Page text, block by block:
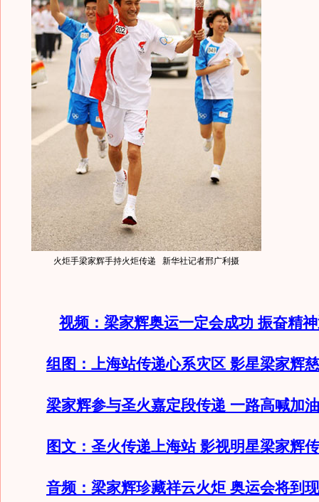
火炬手梁家辉手持火炬传递 新华社记者邢广利摄
视频：梁家辉奥运一定会成功 振奋精
组图：上海站传递心系灾区 影星梁家辉
梁家辉参与圣火嘉定段传递 一路高喊加
图文：圣火传递上海站 影视明星梁家辉
音频：梁家辉珍藏祥云火炬 奥运会将到